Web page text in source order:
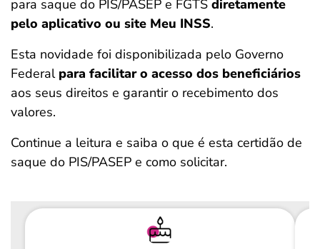
para saque do PIS/PASEP e FGTS diretamente
pelo aplicativo ou site Meu INSS.
Esta novidade foi disponibilizada pelo Governo
Federalpara facilitar o acesso dos beneficiários
aos seus direitos e garantir o recebimento dos
valores.
Continue a leitura e saiba o que é esta certidão de
saque do PIS/PASEP e como solicitar.